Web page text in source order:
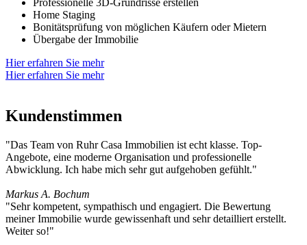
Home Staging
Bonitätsprüfung von möglichen Käufern oder Mietern
Übergabe der Immobilie
Hier erfahren Sie mehr
Hier erfahren Sie mehr
Kundenstimmen
"Das Team von Ruhr Casa Immobilien ist echt klasse. Top-
Angebote, eine moderne Organisation und professionelle
Abwicklung. Ich habe mich sehr gut aufgehoben gefühlt."
Markus A. Bochum
"Sehr kompetent, sympathisch und engagiert. Die Bewertung
meiner Immobilie wurde gewissenhaft und sehr detailliert erstellt.
Weiter so!"